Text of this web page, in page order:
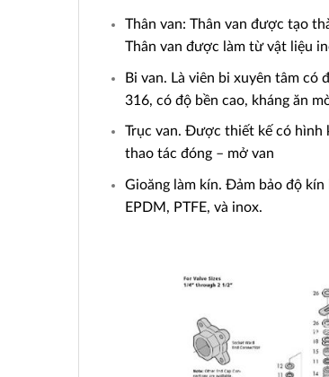
Thân van: Thân van được tạo
Thân van được làm từ vật liệu
Bi van. Là viên bi xuyên tâm
316, có độ bền cao, kháng ăn
Trục van. Được thiết kế có
thao tác đóng – mở van
Gioăng làm kín. Đảm bảo độ
EPDM, PTFE, và inox.